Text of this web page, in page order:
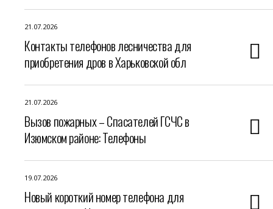
21.07.2026
Контакты телефонов лесничества для
приобретения дров в Харьковской обл
21.07.2026
Вызов пожарных – Спасателей ГСЧС в
Изюмском районе: Телефоны
19.07.2026
Новый короткий номер телефона для